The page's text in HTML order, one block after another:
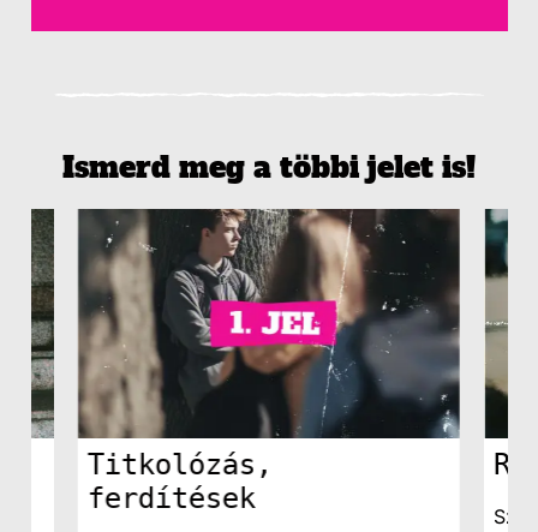
Ismerd meg a többi jelet is!
Titkolózás,
ferdítések